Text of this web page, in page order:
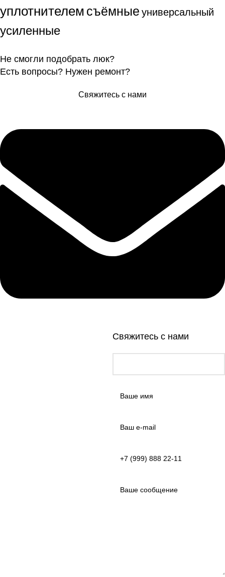
уплотнителем съёмные универсальный
усиленные
Не смогли подобрать люк?
Есть вопросы? Нужен ремонт?
Свяжитесь с нами
Свяжитесь с нами